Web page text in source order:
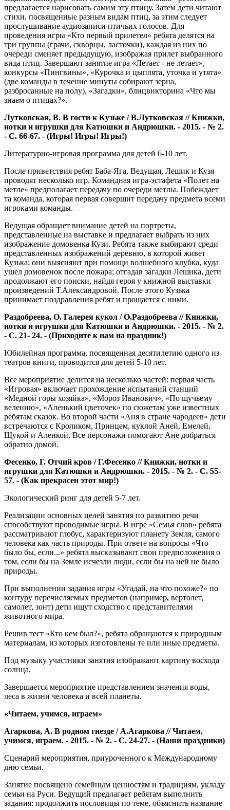
предлагается нарисовать самим эту птицу. Затем дети читают
стихи, посвященные разным видам птиц, за этим следует
прослушивание аудиозаписи птичьих голосов. Для
проведения игры «Кто первый прилетел» ребята делятся на
три группы (грачи, скворцы, ласточки), каждая из них по
очереди сменяет предыдущую, изображая прилет выбранного
вида птиц. Завершают занятие игра «Летает - не летает»,
конкурсы «Пингвины», «Курочка и цыплята, уточка и утята»
(две команды в течение минуты собирают зерна,
разбросанные на полу), «Загадки», блицвикторина «Что мы
знаем о птицах?».
Лутковская, В. В гости к Кузьке / В.Лутковская // Книжки,
нотки и игрушки для Катюшки и Андрюшки. - 2015. - № 2.
- С. 66-67. - (Игры! Игры! Игры!)
Литературно-игровая программа для детей 6-10 лет.
После приветствия ребят Баба-Яга, Ведущая, Лешик и Кузя
проводят несколько игр. Командная игра-эстафета «Полет на
метле» предполагает передачу по очереди метлы. Побеждает
та команда, которая первая совершит передачу предмета всеми
игроками команды.
Ведущая обращает внимание детей на портреты,
представленные на выставке и предлагает выбрать из них
изображение домовенка Кузи. Ребята также выбирают среди
представленных изображений деревню, в которой живет
Кузька; они выясняют при помощи волшебного клубка, куда
ушел домовенок после пожара; отгадав загадки Лешика, дети
продолжают его поиски, найдя героя у книжной выставки
произведений Т.Александровой. После этого Кузька
принимает поздравления ребят и прощается с ними.
Раздобреева, О. Галерея кукол / О.Раздобреева // Книжки,
нотки и игрушки для Катюшки и Андрюшки. - 2015. - № 2.
- С. 21- 24. - (Приходите к нам на праздник!)
Юбилейная программа, посвященная десятилетию одного из
театров книги, проводится для детей 5-10 лет.
Все мероприятие делится на несколько частей: первая часть
«Игровая» включает прохождение испытаний станций
«Медной горы хозяйка», «Мороз Иванович», «По щучьему
велению», «Аленький цветочек» по сюжетам уже известных
ребятам сказок. Во второй части «Аня в стране чародеев» дети
встречаются с Кроликом, Принцем, куклой Аней, Емелей,
Щукой и Аленкой. Все персонажи помогают Ане добраться
обратно домой.
Фесенко, Г. Отчий кров / Г.Фесенко // Книжки, нотки и
игрушки для Катюшки и Андрюшки. - 2015. - № 2. - С. 55-
57. - (Как прекрасен этот мир!)
Экологический ринг для детей 5-7 лет.
Реализации основных целей занятия по развитию речи
способствуют проводимые игры. В игре «Семья слов» ребята
рассматривают глобус, характеризуют планету Земля, самого
человека как часть природы. При ответе на вопросы «Что
было бы, если...» ребята высказывают свои предположения о
том, если бы на Земле исчезли люди, если бы на ней не было
природы.
При выполнении задания игры «Угадай, на что похоже?» по
контуру перечисляемых предметов (например, вертолет,
самолет, зонт) дети ищут сходство с представителями
животного мира.
Решив тест «Кто кем был?», ребята обращаются к природным
материалам, из которых изготовлены те или иные предметы.
Под музыку участники занятия изображают картину восхода
солнца.
Завершается мероприятие представлением значения воды,
леса в жизни человека и всей планеты.
«Читаем, учимся, играем»
Агаркова, А. В родном гнезде / А.Агаркова // Читаем,
учимся, играем. - 2015. - № 2. - С. 24-27. - (Наши праздники)
Сценарий мероприятия, приуроченного к Международному
дню семьи.
Занятие посвящено семейным ценностям и традициям, укладу
семьи на Руси. Ведущий предлагает ребятам выполнить
задания: продолжить пословицы по теме, объяснить название